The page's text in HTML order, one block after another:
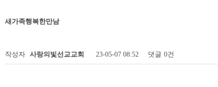
새가족행복한만남
작성자 사랑의빛선교교회 23-05-07 08:52 댓글 0건